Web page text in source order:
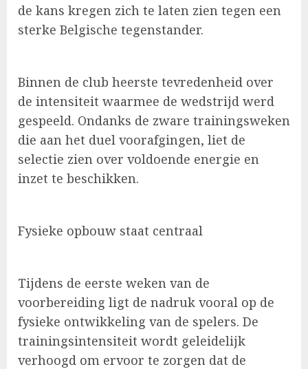
de kans kregen zich te laten zien tegen een
sterke Belgische tegenstander.
Binnen de club heerste tevredenheid over
de intensiteit waarmee de wedstrijd werd
gespeeld. Ondanks de zware trainingsweken
die aan het duel voorafgingen, liet de
selectie zien over voldoende energie en
inzet te beschikken.
Fysieke opbouw staat centraal
Tijdens de eerste weken van de
voorbereiding ligt de nadruk vooral op de
fysieke ontwikkeling van de spelers. De
trainingsintensiteit wordt geleidelijk
verhoogd om ervoor te zorgen dat de